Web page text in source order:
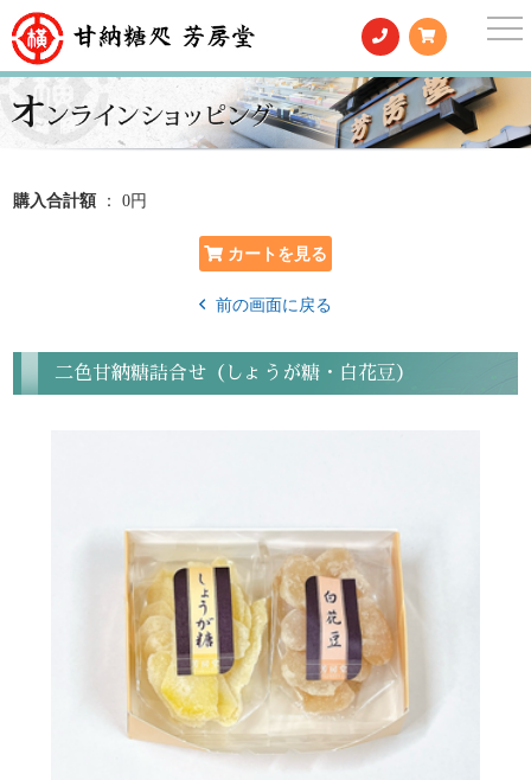
購入合計額 ： 0円
前の画面に戻る
二色甘納糖詰合せ（しょうが糖・白花豆）